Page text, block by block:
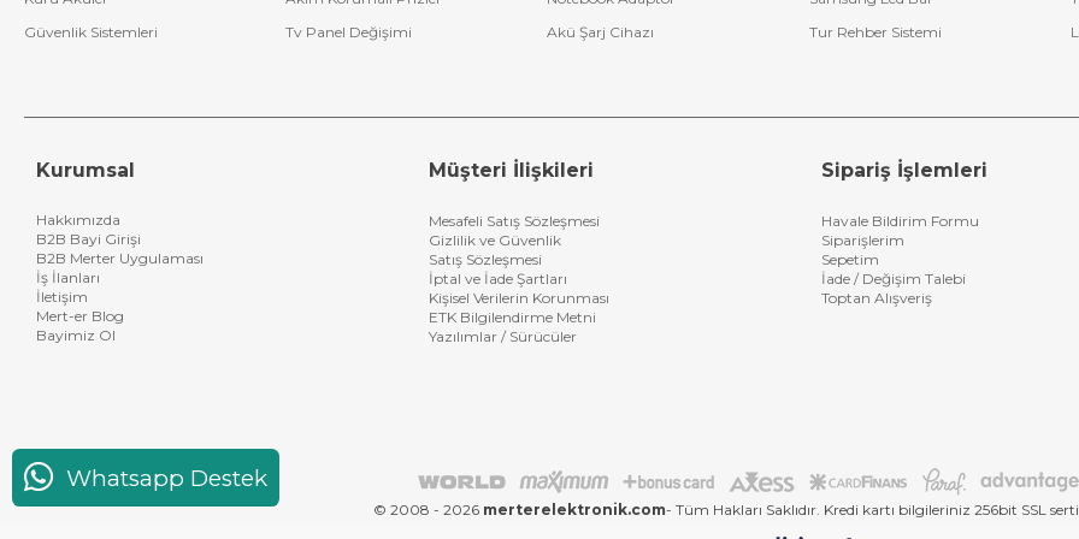
Güvenlik Sistemleri
Tv Panel Değişimi Akü Şarj Cihazı Tur Rehber Sistemi
Kurumsal
Hakkımızda
B2B Bayi Girişi
B2B Merter Uygulaması
İş İlanları
İletişim
Mert-er Blog
Bayimiz Ol
Müşteri İlişkileri
Mesafeli Satış Sözleşmesi
Gizlilik ve Güvenlik
Satış Sözleşmesi
İptal ve İade Şartları
Kişisel Verilerin Korunması
ETK Bilgilendirme Metni
Yazılımlar / Sürücüler
Sipariş İşlemleri
Havale Bildirim Formu
Siparişlerim
Sepetim
İade / Değişim Talebi
Toptan Alışveriş
© 2008 - 2026merterelektronik.com- Tüm Hakları Saklıdır. Kredi kartı bilgileriniz 256bit SSL
Whatsapp Destek